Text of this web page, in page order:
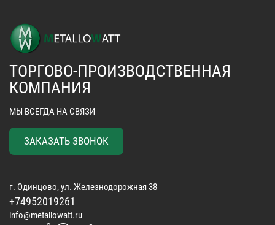
ТОРГОВО-ПРОИЗВОДСТВЕННАЯ
КОМПАНИЯ
МЫ ВСЕГДА НА СВЯЗИ
ЗАКАЗАТЬ ЗВОНОК
г. Одинцово, ул. Железнодорожная 38
+74952019261
info@metallowatt.ru